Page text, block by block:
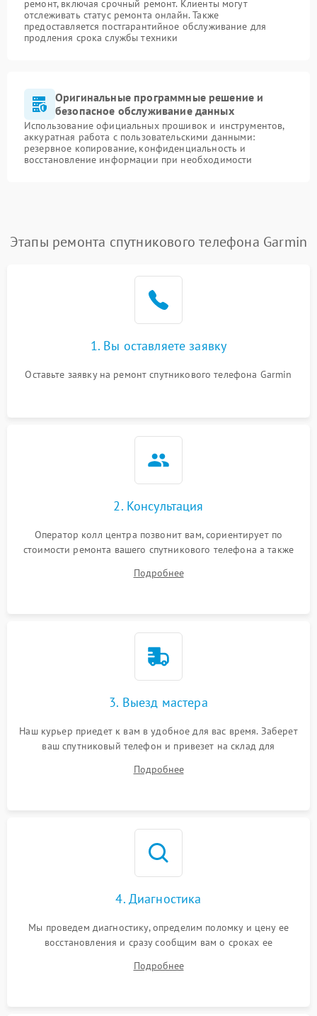
ремонт, включая срочный ремонт. Клиенты могут
отслеживать статус ремонта онлайн. Также
предоставляется постгарантийное обслуживание для
продления срока службы техники
Оригинальные программные решение и
безопасное обслуживание данных
Использование официальных прошивок и инструментов,
аккуратная работа с пользовательскими данными:
резервное копирование, конфиденциальность и
восстановление информации при необходимости
Этапы ремонта спутникового телефона Garmin
1. Вы оставляете заявку
Оставьте заявку на ремонт спутникового телефона Garmin
2. Консультация
Оператор колл центра позвонит вам, сориентирует по
стоимости ремонта вашего спутникового телефона а также
Подробнее
3. Выезд мастера
Наш курьер приедет к вам в удобное для вас время. Заберет
ваш спутниковый телефон и привезет на склад для
Подробнее
4. Диагностика
Мы проведем диагностику, определим поломку и цену ее
восстановления и сразу сообщим вам о сроках ее
Подробнее